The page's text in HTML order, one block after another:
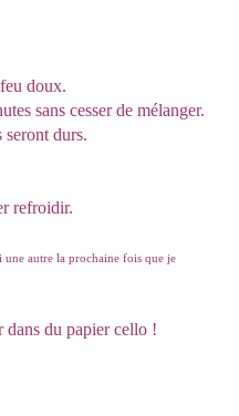
doux.
sans cesser de mélanger.
seront durs.
refroidir.
autre la prochaine fois que je
dans du papier cello !